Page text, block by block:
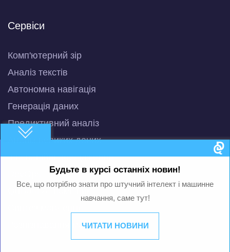
Будьте в курсі останніх новин!
Все, що потрібно знати про штучний інтелект і машинне
навчання, саме тут!
ЧИТАТИ НОВИНИ
Сервіси
Комп'ютерний зір
Аналіз текстів
Автономна навігація
Генерація даних
Предиктивний аналіз
Аналіз великих даних
Інноваційні дослідження
QuData AI-помічник
Розпізнавання мовлення